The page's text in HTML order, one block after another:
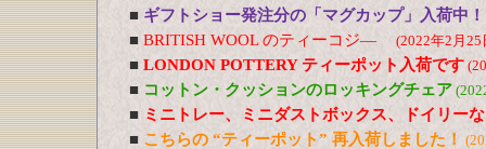
■ ギフトショー発注分の「マグカップ」入荷中！
■ BRITISH WOOL のティーコジ― (2022年2月25
■ LONDON POTTERY ティーポット入荷です
■ コットン・クッションのロッキングチェア
■ ミニトレー、ミニダストボックス、ドイリー
■ こちらの “ティーポット” 再入荷しました！